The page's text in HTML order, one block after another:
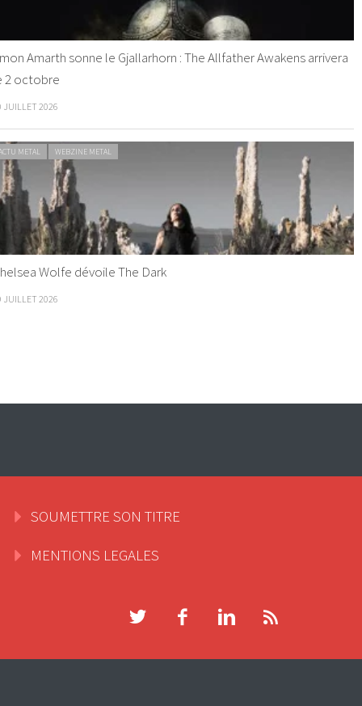
Amarth sonne le Gjallarhorn : The Allfather Awakens arrivera
2 octobre
JUILLET 2026
METAL WEBZINE METAL
Wolfe dévoile The Dark
JUILLET 2026
SOUMETTRE SON TITRE
MENTIONS LEGALES